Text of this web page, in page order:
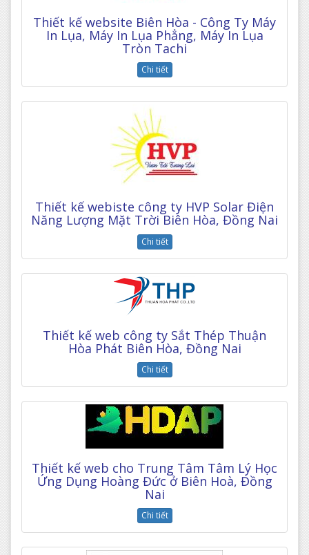
Thiết kế website Biên Hòa - Công Ty Máy
In Lụa, Máy In Lụa Phẳng, Máy In Lụa
Tròn Tachi
Chi tiết
Thiết kế webiste công ty HVP Solar Điện
Năng Lượng Mặt Trời Biên Hòa, Đồng Nai
Chi tiết
Thiết kế web công ty Sắt Thép Thuận
Hòa Phát Biên Hòa, Đồng Nai
Chi tiết
Thiết kế web cho Trung Tâm Tâm Lý Học
Ứng Dụng Hoàng Đức ở Biên Hoà, Đồng
Nai
Chi tiết